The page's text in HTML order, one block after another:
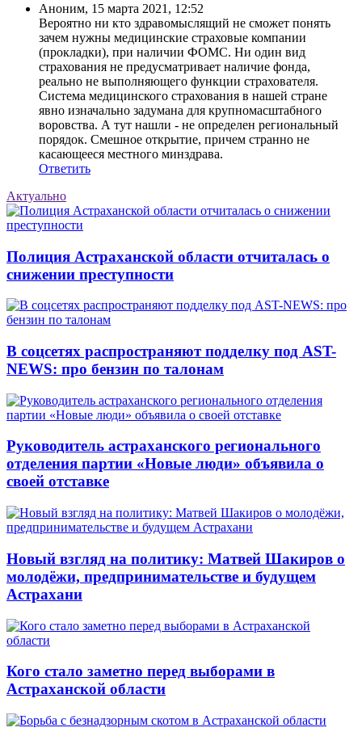
Аноним, 15 марта 2021, 12:52
Вероятно ни кто здравомыслящий не сможет понять
зачем нужны медицинские страховые компании
(прокладки), при наличии ФОМС. Ни один вид
страхования не предусматривает наличие фонда,
реально не выполняющего функции страхователя.
Система медицинского страхования в нашей стране
явно изначально задумана для крупномасштабного
воровства. А тут нашли - не определен региональный
порядок. Смешное открытие, причем странно не
касающееся местного минздрава.
Ответить
Актуально
Полиция Астраханской области отчиталась о
снижении преступности
В соцсетях распространяют подделку под AST-
NEWS: про бензин по талонам
Руководитель астраханского регионального
отделения партии «Новые люди» объявила о
своей отставке
Новый взгляд на политику: Матвей Шакиров о
молодёжи, предпринимательстве и будущем
Астрахани
Кого стало заметно перед выборами в
Астраханской области